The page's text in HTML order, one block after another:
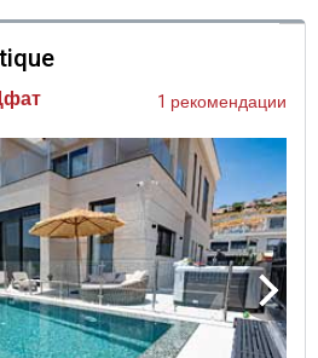
1 рекомендации